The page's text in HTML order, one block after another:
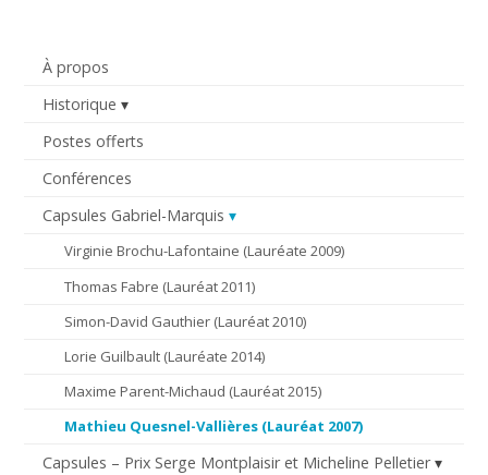
À propos
Historique
Postes offerts
Conférences
Capsules Gabriel-Marquis
Virginie Brochu-Lafontaine (Lauréate 2009)
Thomas Fabre (Lauréat 2011)
Simon-David Gauthier (Lauréat 2010)
Lorie Guilbault (Lauréate 2014)
Maxime Parent-Michaud (Lauréat 2015)
Mathieu Quesnel-Vallières (Lauréat 2007)
Capsules – Prix Serge Montplaisir et Micheline Pelletier